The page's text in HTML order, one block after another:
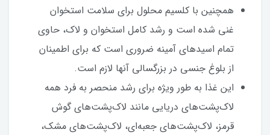
همچنین با کلسیم محلول برای سلامت استخوان
غنی شده است و رشد کامل استخوان و لاک، حاوی
تمام اسیدهای آمینه ضروری است که برای اطمینان
از بلوغ جنسی در بزرگسالی آنها لازم است.
این غذا به طور ویژه برای رشد منحصر به فرد همه
لاک‌پشت‌های دریایی مانند لاک‌پشت‌های گوش
قرمز، لاک‌پشت‌های جعبه‌ای، لاک‌پشت‌های مشک،